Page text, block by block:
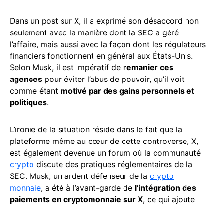
Dans un post sur X, il a exprimé son désaccord non
seulement avec la manière dont la SEC a géré
l’affaire, mais aussi avec la façon dont les régulateurs
financiers fonctionnent en général aux États-Unis.
Selon Musk, il est impératif de remanier ces
agences pour éviter l’abus de pouvoir, qu’il voit
comme étant motivé par des gains personnels et
politiques.
L’ironie de la situation réside dans le fait que la
plateforme même au cœur de cette controverse, X,
est également devenue un forum où la communauté
crypto discute des pratiques réglementaires de la
SEC. Musk, un ardent défenseur de la crypto
monnaie, a été à l’avant-garde de l’intégration des
paiements en cryptomonnaie sur X, ce qui ajoute